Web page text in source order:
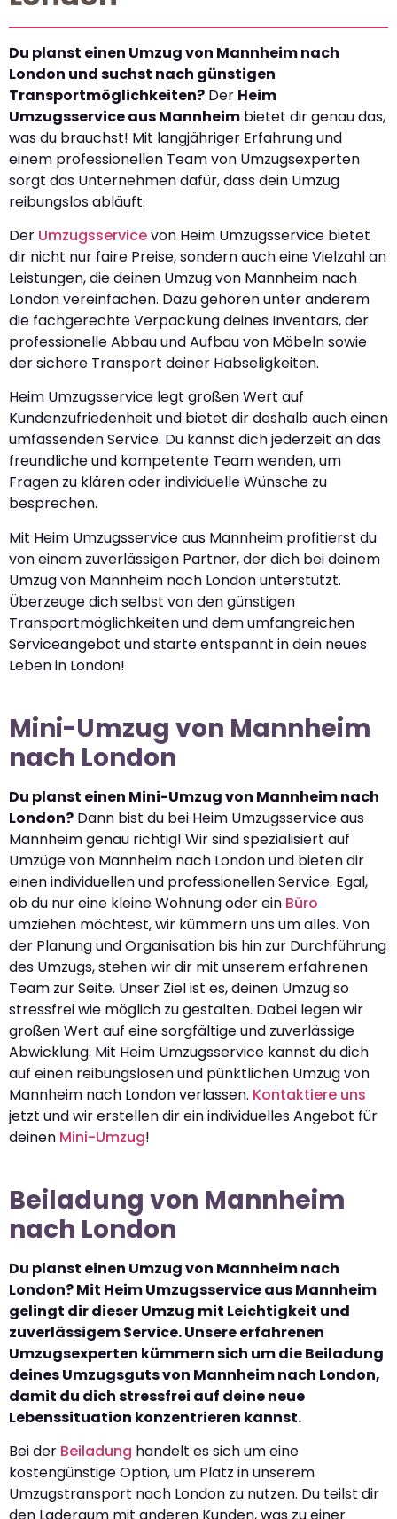
Du planst einen Umzug von Mannheim nach
London und suchst nach günstigen
Transportmöglichkeiten? Der Heim
Umzugsservice aus Mannheim bietet dir genau das,
was du brauchst! Mit langjähriger Erfahrung und
einem professionellen Team von Umzugsexperten
sorgt das Unternehmen dafür, dass dein Umzug
reibungslos abläuft.
Der Umzugsservicevon Heim Umzugsservice bietet
dir nicht nur faire Preise, sondern auch eine Vielzahl an
Leistungen, die deinen Umzug von Mannheim nach
London vereinfachen. Dazu gehören unter anderem
die fachgerechte Verpackung deines Inventars, der
professionelle Abbau und Aufbau von Möbeln sowie
der sichere Transport deiner Habseligkeiten.
Heim Umzugsservice legt großen Wert auf
Kundenzufriedenheit und bietet dir deshalb auch einen
umfassenden Service. Du kannst dich jederzeit an das
freundliche und kompetente Team wenden, um
Fragen zu klären oder individuelle Wünsche zu
besprechen.
Mit Heim Umzugsservice aus Mannheim profitierst du
von einem zuverlässigen Partner, der dich bei deinem
Umzug von Mannheim nach London unterstützt.
Überzeuge dich selbst von den günstigen
Transportmöglichkeiten und dem umfangreichen
Serviceangebot und starte entspannt in dein neues
Leben in London!
Mini-Umzug von Mannheim
nach London
Du planst einen Mini-Umzug von Mannheim nach
London? Dann bist du bei Heim Umzugsservice aus
Mannheim genau richtig! Wir sind spezialisiert auf
Umzüge von Mannheim nach London und bieten dir
einen individuellen und professionellen Service. Egal,
ob du nur eine kleine Wohnung oder ein Büro
umziehen möchtest, wir kümmern uns um alles. Von
der Planung und Organisation bis hin zur Durchführung
des Umzugs, stehen wir dir mit unserem erfahrenen
Team zur Seite. Unser Ziel ist es, deinen Umzug so
stressfrei wie möglich zu gestalten. Dabei legen wir
großen Wert auf eine sorgfältige und zuverlässige
Abwicklung. Mit Heim Umzugsservice kannst du dich
auf einen reibungslosen und pünktlichen Umzug von
Mannheim nach London verlassen. Kontaktiere uns
jetzt und wir erstellen dir ein individuelles Angebot für
deinen Mini-Umzug!
Beiladung von Mannheim
nach London
Du planst einen Umzug von Mannheim nach
London? Mit Heim Umzugsservice aus Mannheim
gelingt dir dieser Umzug mit Leichtigkeit und
zuverlässigem Service. Unsere erfahrenen
Umzugsexperten kümmern sich um die Beiladung
deines Umzugsguts von Mannheim nach London,
damit du dich stressfrei auf deine neue
Lebenssituation konzentrieren kannst.
Bei der Beiladung handelt es sich um eine
kostengünstige Option, um Platz in unserem
Umzugstransport nach London zu nutzen. Du teilst dir